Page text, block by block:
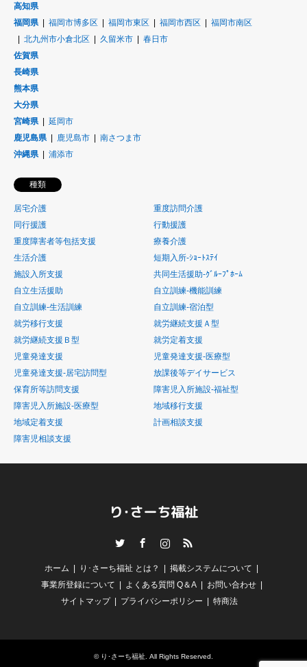
高知県
福岡県
福岡市博多区 福岡市東区 福岡市西区
福岡市南区
北九州市小倉北区
久留米市
春日市
佐賀県
長崎県
熊本県
大分県
宮崎県
延岡市
鹿児島県
鹿児島市
南さつま市
沖縄県
浦添市
種類
居宅介護
重度訪問介護
同行援護
行動援護
重度障害者等包括支援
療養介護
生活介護
短期入所-ｼｮｰﾄｽﾃｲ
施設入所支援
共同生活援助-ｸﾞﾙｰﾌﾟﾎｰﾑ
自立生活援助
自立訓練-機能訓練
自立訓練-生活訓練
自立訓練-宿泊型
就労移行支援
就労継続支援Ａ型
就労継続支援Ｂ型
就労定着支援
児童発達支援
児童発達支援-医療型
児童発達支援-居宅訪問型
放課後等デイサービス
保育所等訪問支援
障害児入所施設-福祉型
障害児入所施設-医療型
地域移行支援
地域定着支援
計画相談支援
障害児相談支援
RSS
ホーム り･さーち福祉 とは？
掲載システムについて
事業所登録について
よくある質問 Q＆A
お問い合わせ
サイトマップ
プライバシーポリシー 特商法
© り･さーち福祉 . All Rights Reserved.